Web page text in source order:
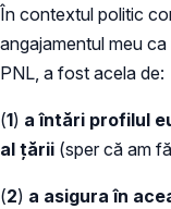
În contextul politic
angajamentul meu
PNL, a fost acela de:
(1) a întări profilul
al țării (sper că am
(2) a asigura în